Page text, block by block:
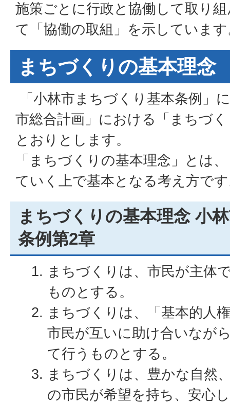
施策ごとに行政と協働して取り
て「協働の取組」を示していま
まちづくりの基本理念
「小林市まちづくり基本条例」
市総合計画」における「まちづ
とおりとします。
「まちづくりの基本理念」とは
ていく上で基本となる考え方で
まちづくりの基本理念 小
条例第2章
まちづくりは、市民が主体
ものとする。
まちづくりは、「基本的人
市民が互いに助け合いなが
て行うものとする。
まちづくりは、豊かな自然
の市民が希望を持ち、安心